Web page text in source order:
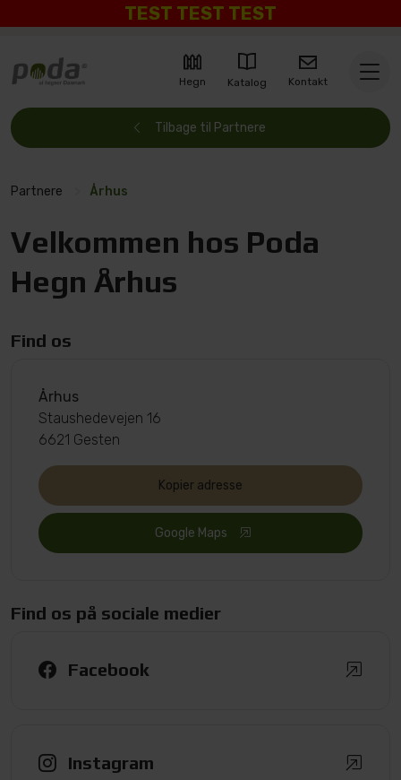
TEST TEST TEST
Hegn Katalog Kontakt
Tilbage til Partnere
Partnere Århus
Velkommen hos Poda
Hegn Århus
Find os
Århus
Staushedevejen 16
6621 Gesten
Kopier adresse
Google Maps
Find os på sociale medier
Facebook
Instagram